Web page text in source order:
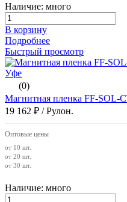
Наличие: много
В корзину
Подробнее
Быстрый просмотр
(0)
Магнитная пленка FF-
19 162 ₽ / Рулон.
Оптовые цены
от 10 шт.
от 20 шт.
от 30 шт.
Наличие: много